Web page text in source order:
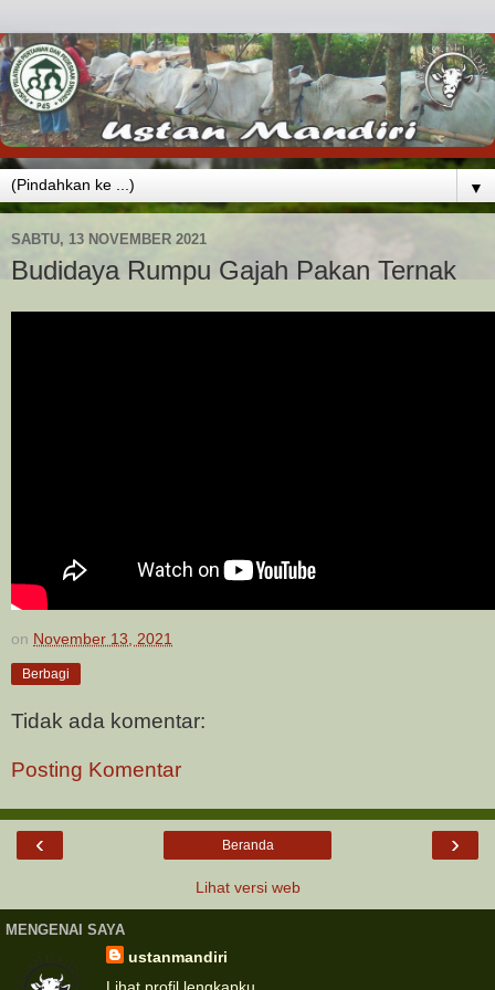
▼
SABTU, 13 NOVEMBER 2021
Budidaya Rumpu Gajah Pakan Ternak
on November 13, 2021
Berbagi
Tidak ada komentar:
Posting Komentar
‹ ›
Beranda
Lihat versi web
MENGENAI SAYA
ustanmandiri